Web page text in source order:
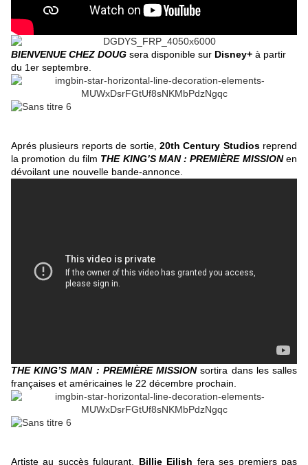
BIENVENUE CHEZ DOUG sera disponible sur Disney+ à partir
du 1er septembre.
Aprés plusieurs reports de sortie, 20th Century Studiosreprend
la promotion du film THE KING’S MAN : PREMIÈRE MISSIONen
dévoilant une nouvelle bande-annonce.
THE KING’S MAN : PREMIÈRE MISSION sortira dans les salles
françaises et américaines le 22 décembre prochain.
Artiste au succès fulgurant, Billie Eilish fera ses premiers pas